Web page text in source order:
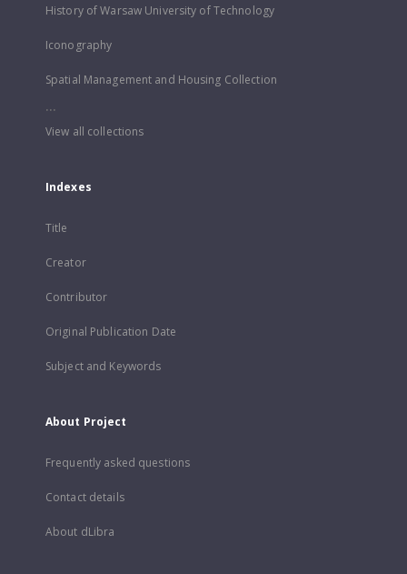
History of Warsaw University of Technology
Iconography
Spatial Management and Housing Collection
...
View all collections
Indexes
Title
Creator
Contributor
Original Publication Date
Subject and Keywords
About Project
Frequently asked questions
Contact details
About dLibra